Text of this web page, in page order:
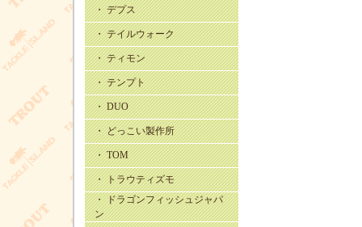
・ デプス
・ テイルウォーク
・ ティモン
・ テンプト
・ DUO
・ どっこい製作所
・ TOM
・ トラウティズモ
・ ドラゴンフィッシュジャパ
ン